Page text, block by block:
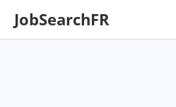
JobSearchFR